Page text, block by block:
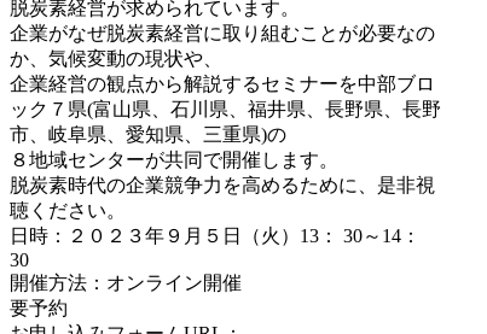
脱炭素経営が求められています。
企業がなぜ脱炭素経営に取り組むことが必要なの
か、気候変動の現状や、
企業経営の観点から解説するセミナーを中部ブロ
ック７県(富山県、石川県、福井県、長野県、長野
市、岐阜県、愛知県、三重県)の
８地域センターが共同で開催します。
脱炭素時代の企業競争力を高めるために、是非視
聴ください。
日時：２０２３年９月５日（火）13： 30～14：
30
開催方法：オンライン開催
要予約